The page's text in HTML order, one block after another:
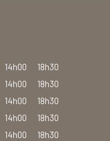
14h00
18h30
14h00
18h30
14h00
18h30
14h00
18h30
14h00
18h30